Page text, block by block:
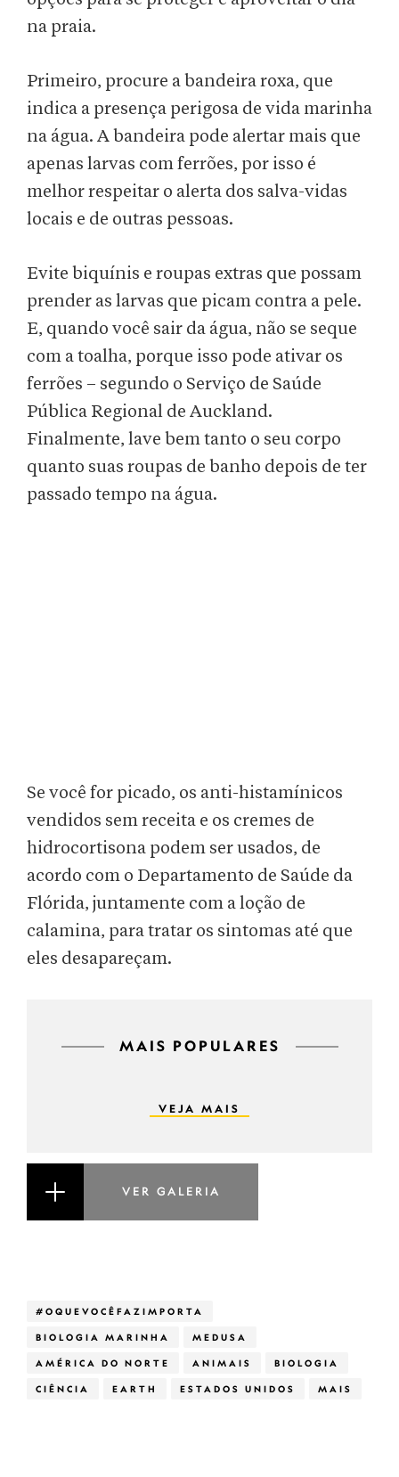
na praia.
Primeiro, procure a bandeira roxa, que
indica a presença perigosa de vida marinha
na água. A bandeira pode alertar mais que
apenas larvas com ferrões, por isso é
melhor respeitar o alerta dos salva-vidas
locais e de outras pessoas.
Evite biquínis e roupas extras que possam
prender as larvas que picam contra a pele.
E, quando você sair da água, não se seque
com a toalha, porque isso pode ativar os
ferrões – segundo o Serviço de Saúde
Pública Regional de Auckland.
Finalmente, lave bem tanto o seu corpo
quanto suas roupas de banho depois de ter
passado tempo na água.
Se você for picado, os anti-histamínicos
vendidos sem receita e os cremes de
hidrocortisona podem ser usados, de
acordo com o Departamento de Saúde da
Flórida, juntamente com a loção de
calamina, para tratar os sintomas até que
eles desapareçam.
MAIS POPULARES
VEJA MAIS
VER GALERIA
#OQUEVOCÊFAZIMPORTA
BIOLOGIA MARINHA MEDUSA
AMÉRICA DO NORTE ANIMAIS BIOLOGIA
CIÊNCIA EARTH ESTADOS UNIDOS MAIS